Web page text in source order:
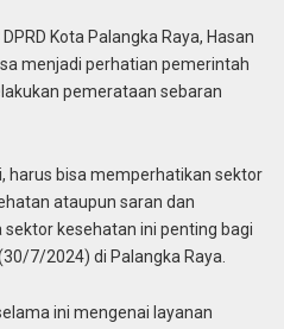
Kota Palangka Raya, Hasan
menjadi perhatian pemerintah
pemerataan sebaran
harus bisa memperhatikan sektor
ataupun saran dan
kesehatan ini penting bagi
7/2024) di Palangka Raya.
ini mengenai layanan